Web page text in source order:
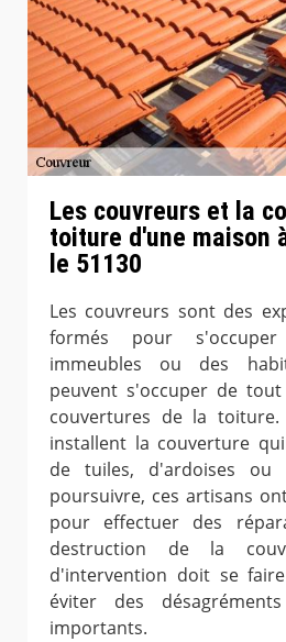
Les couvreurs et la
toiture d'une maison
le 51130
Les couvreurs sont des
formés pour
immeubles ou des
peuvent s'occuper de
couvertures de la toiture.
installent la couverture
de tuiles, d'ardoises ou
poursuivre, ces artisans
pour effectuer des
destruction de la
d'intervention doit se
éviter des
importants.